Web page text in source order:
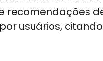
recomendações
usuários,